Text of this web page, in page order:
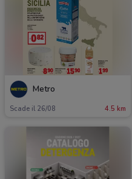
Metro
Scade il 26/08 4.5 km